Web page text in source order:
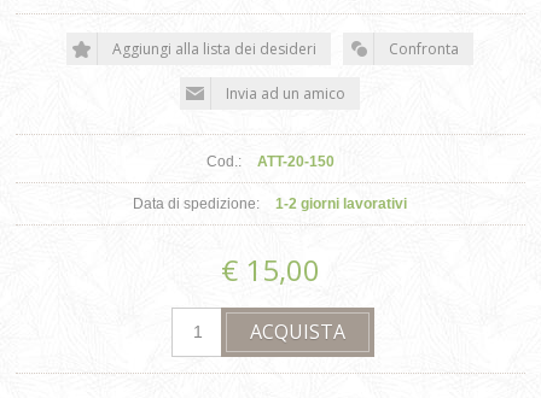
Cod.: ATT-20-150
Data di spedizione: 1-2 giorni lavorativi
€ 15,00